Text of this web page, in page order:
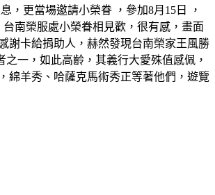
，更當場邀請小榮眷 ，參加8月15日 ，
南榮服處小榮眷相見歡，很有感，畫面
謝卡給捐助人，赫然發現台南榮家王風勝
一，如此高齡，其義行大愛殊值感佩，
綿羊秀、哈薩克馬術秀正等著他們，遊覽